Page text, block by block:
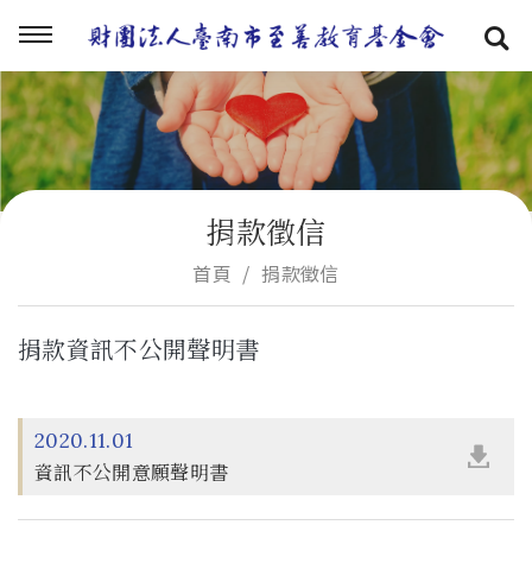
捐款徵信
首頁 捐款徵信
捐款資訊不公開聲明書
2020.11.01
資訊不公開意願聲明書